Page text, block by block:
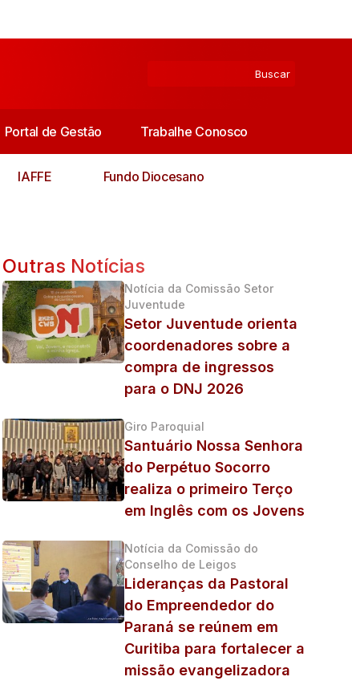
Portal de Gestão Trabalhe Conosco
IAFFE Fundo Diocesano
Outras Notícias
Notícia da Comissão Setor
Juventude
Setor Juventude orienta
coordenadores sobre a
compra de ingressos
para o DNJ 2026
Giro Paroquial
Santuário Nossa Senhora
do Perpétuo Socorro
realiza o primeiro Terço
em Inglês com os Jovens
Notícia da Comissão do
Conselho de Leigos
Lideranças da Pastoral
do Empreendedor do
Paraná se reúnem em
Curitiba para fortalecer a
missão evangelizadora